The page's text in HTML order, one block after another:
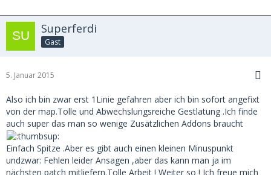
Superferdi
Gast
5. Januar 2015
Also ich bin zwar erst 1Linie gefahren aber ich bin sofort angefixt
von der map.Tolle und Abwechslungsreiche Gestlatung .Ich finde
auch super das man so wenige Zusätzlichen Addons braucht
Einfach Spitze .Aber es gibt auch einen kleinen Minuspunkt
undzwar: Fehlen leider Ansagen ,aber das kann man ja im
nächsten patch mitliefern.Tolle Arbeit ! Weiter so ! Ich freue mich